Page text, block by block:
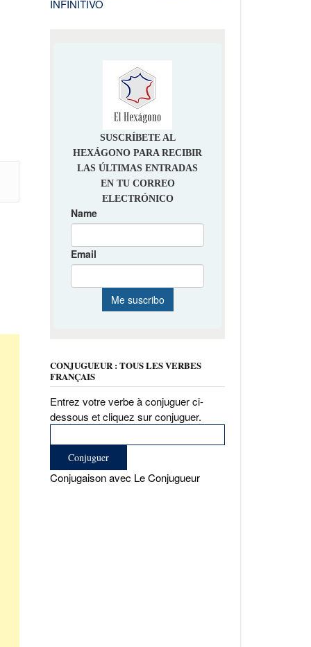
INFINITIVO
CONJUGUEUR : TOUS LES VERBES
FRANÇAIS
Entrez votre verbe à conjuguer ci-
dessous et cliquez sur conjuguer.
Conjugaison avec Le Conjugueur